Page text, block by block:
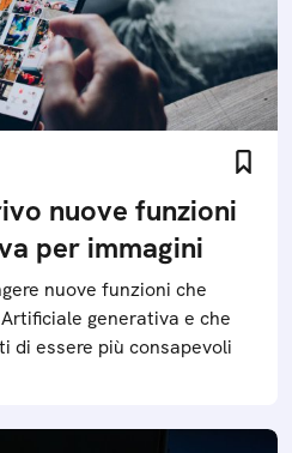
nuove funzioni
per immagini
nuove funzioni che
generativa e che
di essere più consapevoli